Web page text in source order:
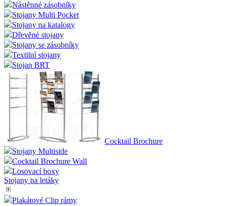
Nástěnné zásobníky
Stojany Multi Pocket
Stojany na katalogy
Dřevěné stojany
Stojany se zásobníky
Textilní stojany
Stojan BRT
Cocktail Brochure
Stojany Multiside
Cocktail Brochure Wall
Losovací boxy
Stojany na letáky
Plakátové Clip rámy